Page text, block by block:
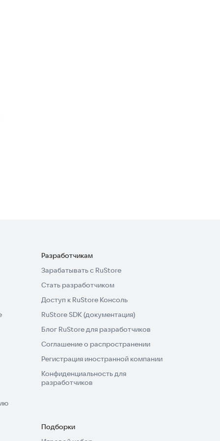
Разработчикам
Зарабатывать с RuStore
Стать разработчиком
Доступ к RuStore Консоль
RuStore SDK (документация)
Блог RuStore для разработчиков
Соглашение о распространении
Регистрация иностранной компании
Конфиденциальность для
разработчиков
Подборки